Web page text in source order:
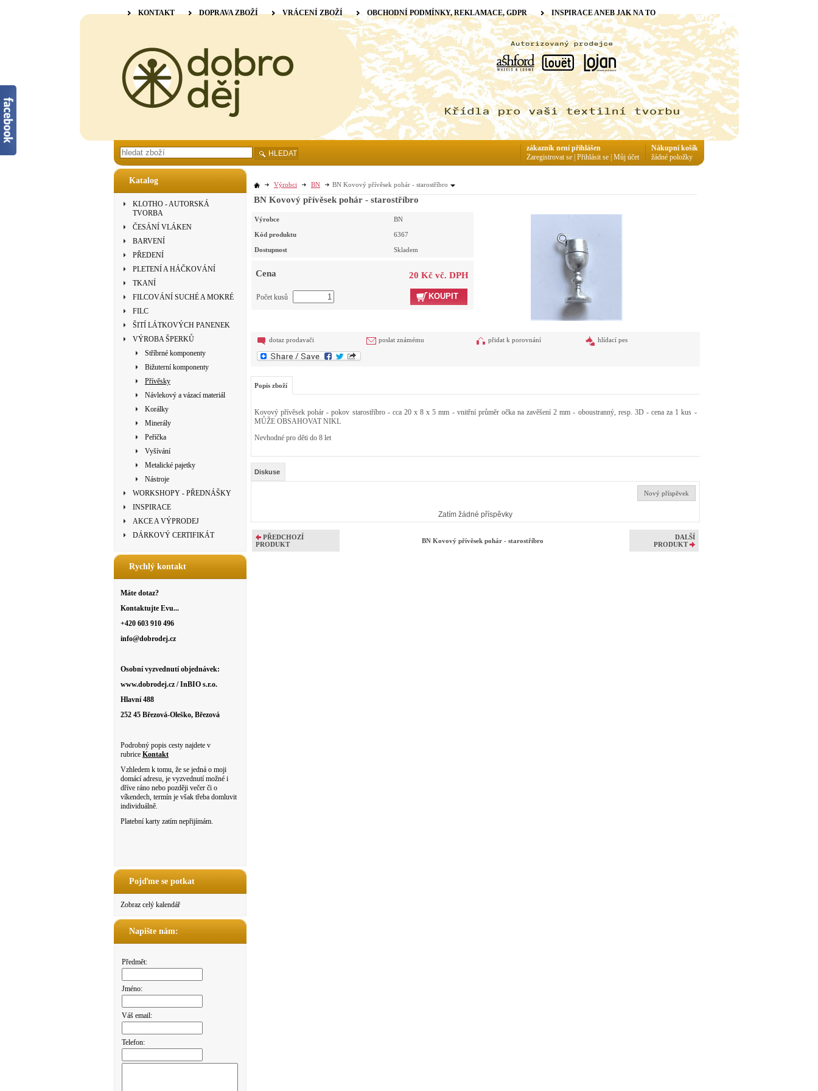
Katalog
KLOTHO - AUTORSKÁ
TVORBA
ČESÁNÍ VLÁKEN
BARVENÍ
PŘEDENÍ
PLETENÍ A HÁČKOVÁNÍ
TKANÍ
FILCOVÁNÍ SUCHÉ A MOKRÉ
FILC
ŠITÍ LÁTKOVÝCH PANENEK
VÝROBA ŠPERKŮ
Stříbrné komponenty
Bižuterní komponenty
Přívěsky
Návlekový a vázací materiál
Korálky
Minerály
Peříčka
Vyšívání
Metalické pajetky
Nástroje
WORKSHOPY - PŘEDNÁŠKY
INSPIRACE
AKCE A VÝPRODEJ
DÁRKOVÝ CERTIFIKÁT
Rychlý kontakt
Máte dotaz?
Kontaktujte Evu...
+420 603 910 496
info@dobrodej.cz
Osobní vyzvednutí objednávek:
www.dobrodej.cz / InBIO s.r.o.
Hlavní 488
252 45 Březová-Oleško, Březová
Podrobný popis cesty najdete v
rubrice Kontakt
Vzhledem k tomu, že se jedná o moji
domácí adresu, je vyzvednutí možné i
dříve ráno nebo později večer či o
víkendech, termín je však třeba domluvit
individuálně.
Platební karty zatím nepřijímám.
Pojďme se potkat
Zobraz celý kalendář
Napište nám:
Předmět:
Jméno:
Váš email:
Telefon:
Výrobci BN BN Kovový přívěsek pohár - starostříbro
BN Kovový přívěsek pohár - starostříbro
Výrobce BN
Kód produktu 6367
Dostupnost Skladem
Cena 20 Kč vč. DPH
KOUPIT
Počet kusů
dotaz prodavači poslat známému přidat k porovnání hlídací pes
Popis zboží
Kovový přívěsek pohár - pokov starostříbro - cca 20 x 8 x 5 mm - vnitřní průměr očka na zavěšení 2 mm - oboustranný, resp. 3D - cena za 1 kus -
MŮŽE OBSAHOVAT NIKL
Nevhodné pro děti do 8 let
Diskuse
Nový příspěvek
Zatím žádné příspěvky
PŘEDCHOZÍ
PRODUKT
BN Kovový přívěsek pohár - starostříbro
DALŠÍ
PRODUKT
KONTAKT DOPRAVA ZBOŽÍ VRÁCENÍ ZBOŽÍ OBCHODNÍ PODMÍNKY, REKLAMACE, GDPR INSPIRACE ANEB JAK NA TO
HLEDAT
Nákupní košík
žádné položky
zákazník není přihlášen
Zaregistrovat se Přihlásit se Můj účet